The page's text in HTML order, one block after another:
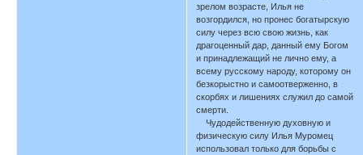
зрелом возрасте, Илья не
возгордился, но пронес богатырскую
силу через всю свою жизнь, как
драгоценный дар, данный ему Богом
и принадлежащий не лично ему, а
всему русскому народу, которому он
безкорыстно и самоотверженно, в
скорбях и лишениях служил до самой
смерти.
Чудодейственную духовную и
физическую силу Илья Муромец
использовал только для борьбы с